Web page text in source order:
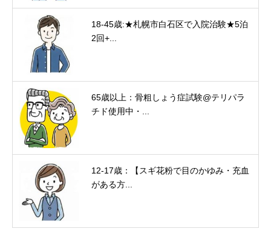
18-45歳:★札幌市白石区で入院治験★5泊
2回+...
65歳以上：骨粗しょう症試験@テリパラ
チド使用中・...
12-17歳：【スギ花粉で目のかゆみ・充血
がある方...